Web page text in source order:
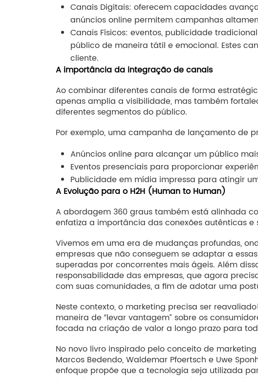
Canais Digitais: oferecem capacidades
anúncios online permitem campanhas
Canais Físicos: eventos, publicidade
público de maneira tátil e emocional. Estes
cliente.
A importância da integração de canais
Ao combinar diferentes canais de forma
apenas amplia a visibilidade, mas também
diferentes segmentos do público.
Por exemplo, uma campanha de lançamento de
Anúncios online para alcançar um público
Eventos presenciais para proporcionar
Publicidade em mídia impressa para atingir
A Evolução para o H2H (Human to Human)
A abordagem 360 graus também está alinhada
enfatiza a importância das conexões autênticas
Vivemos em uma era de mudanças profundas,
empresas que não conseguem se adaptar a
superadas por concorrentes mais ágeis. Além
responsabilidade das empresas, que agora
com suas comunidades, a fim de adotar uma
Neste contexto, o marketing precisa ser
maneira de “levar vantagem” sobre os
focada na criação de valor a longo prazo para
No novo livro inspirado pelo conceito de
Marcos Bedendo, Waldemar Pfoertsch e Uwe
enfoque propõe que a tecnologia seja utilizada